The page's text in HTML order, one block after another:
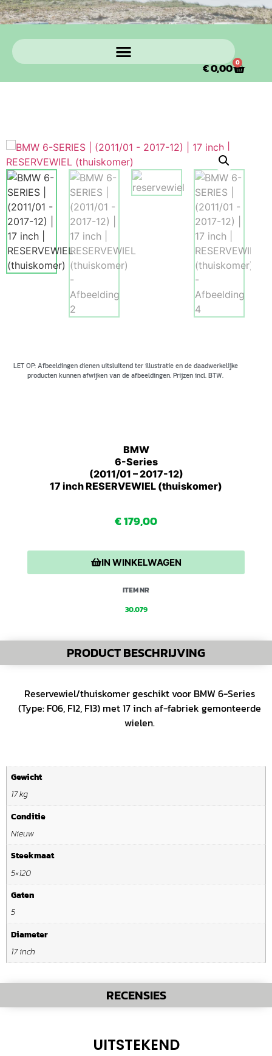
€0,00 0
LET OP: Afbeeldingen dienen uitsluitend ter illustratie en de daadwerkelijke
producten kunnen afwijken van de afbeeldingen. Prijzen incl. BTW.
BMW
6-Series
(2011/01 – 2017-12)
17 inch RESERVEWIEL (thuiskomer)
€179,00
IN WINKELWAGEN
ITEM NR
30.079
PRODUCT BESCHRIJVING
Reservewiel/thuiskomer geschikt voor BMW 6-Series
(Type: F06, F12, F13) met 17 inch af-fabriek gemonteerde
wielen.
Gewicht
17 kg
Conditie
Nieuw
Steekmaat
5×120
Gaten
5
Diameter
17 inch
RECENSIES
UITSTEKEND